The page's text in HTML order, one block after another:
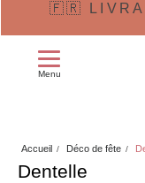
🇫🇷
Menu
Accueil Déco de fête
Dentelle